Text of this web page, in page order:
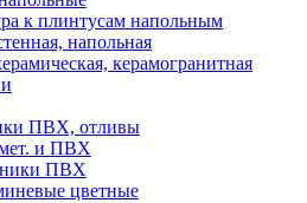
к плинтусам напольным
напольная
керамогранитная
ПВХ, отливы
и ПВХ
ПВХ
цветные